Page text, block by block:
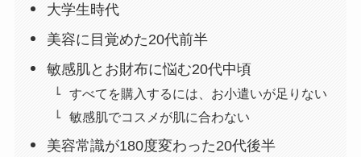
大学生時代
美容に目覚めた20代前半
敏感肌とお財布に悩む20代中頃
すべてを購入するには、お小遣いが足りない
敏感肌でコスメが肌に合わない
美容常識が180度変わった20代後半